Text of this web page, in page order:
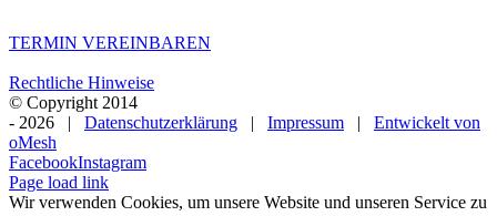
TERMIN VEREINBAREN
Rechtliche Hinweise
© Copyright 2014
- 2026 | Datenschutzerklärung | Impressum | Entwickelt von
oMesh
FacebookInstagram
Page load link
Wir verwenden Cookies, um unsere Website und unseren Service zu